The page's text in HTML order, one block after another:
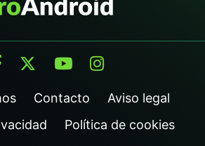
Contacto
Aviso legal
Política de cookies